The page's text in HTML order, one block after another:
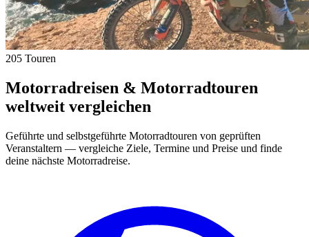
205 Touren
Motorradreisen & Motorradtouren
weltweit vergleichen
Geführte und selbstgeführte Motorradtouren von geprüften
Veranstaltern — vergleiche Ziele, Termine und Preise und finde
deine nächste Motorradreise.